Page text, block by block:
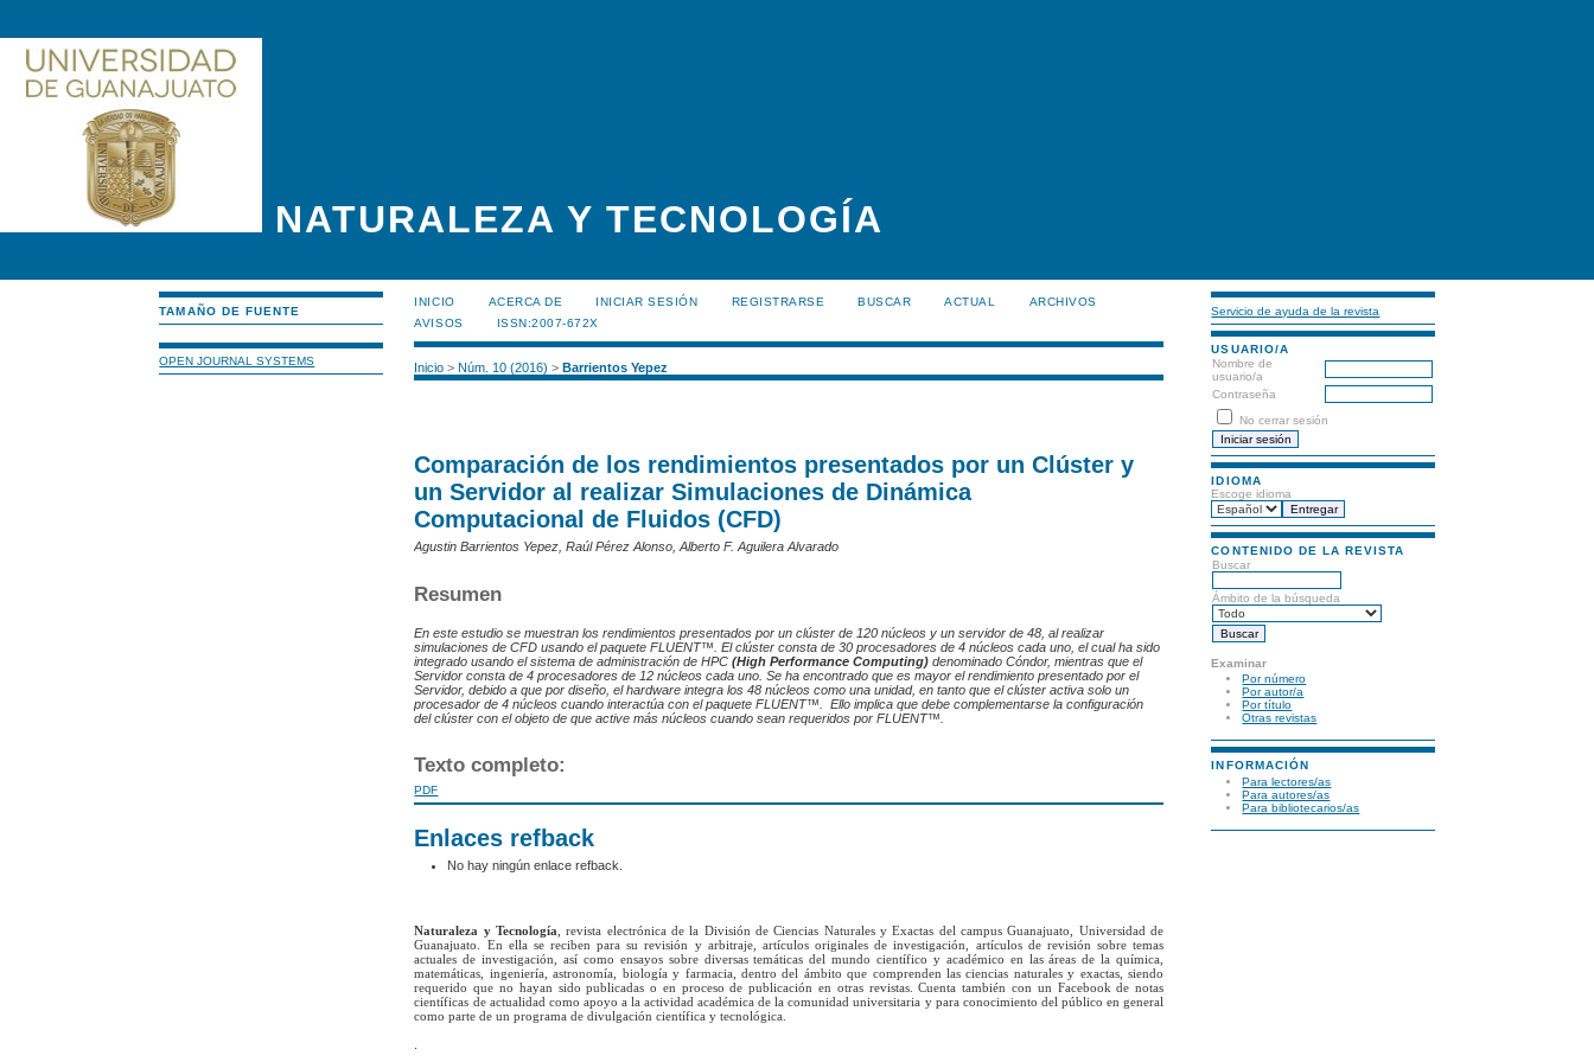
NATURALEZA Y TECNOLOGÍA
TAMAÑO DE FUENTE
OPEN JOURNAL SYSTEMS
Servicio de ayuda de la revista
USUARIO/A
Nombre de
usuario/a
Contraseña
No cerrar sesión
IDIOMA
Escoge idioma
CONTENIDO DE LA REVISTA
Buscar
Ámbito de la búsqueda
Examinar
Por número
Por autor/a
Por título
Otras revistas
INFORMACIÓN
Para lectores/as
Para autores/as
Para bibliotecarios/as
INICIO ACERCA DE INICIAR SESIÓN REGISTRARSE BUSCAR ACTUAL
ARCHIVOS
AVISOS
ISSN:2007-672X
Inicio >Núm. 10 (2016) >Barrientos Yepez
Comparación de los rendimientos presentados por un Clúster y
un Servidor al realizar Simulaciones de Dinámica
Computacional de Fluidos (CFD)
Agustin Barrientos Yepez, Raúl Pérez Alonso, Alberto F. Aguilera Alvarado
Resumen
En este estudio se muestran los rendimientos presentados por un clúster de 120 núcleos y un servidor de 48, al realizar
simulaciones de CFD usando el paquete FLUENT™. El clúster consta de 30 procesadores de 4 núcleos cada uno, el cual ha sido
integrado usando el sistema de administración de HPC(High Performance Computing)denominado Cóndor, mientras que el
Servidor consta de 4 procesadores de 12 núcleos cada uno. Se ha encontrado que es mayor el rendimiento presentado por el
Servidor, debido a que por diseño, el hardware integra los 48 núcleos como una unidad, en tanto que el clúster activa solo un
procesador de 4 núcleos cuando interactúa con el paquete FLUENT™
. Ello implica que debe complementarse la configuración
del clúster con el objeto de que active más núcleos cuando sean requeridos por FLUENT™.
Texto completo:
PDF
Enlaces refback
No hay ningún enlace refback.
Naturaleza y Tecnología , revista electrónica de la División de Ciencias Naturales y Exactas del campus Guanajuato, Universidad de
Guanajuato. En ella se reciben para su revisión y arbitraje, artículos originales de investigación, artículos de revisión sobre temas
actuales de investigación, así como ensayos sobre diversas temáticas del mundo científico y académico en las áreas de la química,
matemáticas, ingeniería, astronomía, biología y farmacia, dentro del ámbito que comprenden las ciencias naturales y exactas, siendo
requerido que no hayan sido publicadas o en proceso de publicación en otras revistas. Cuenta también con un Facebook de notas
científicas de actualidad como apoyo a la actividad académica de la comunidad universitaria y para conocimiento del público en general
como parte de un programa de divulgación científica y tecnológica.